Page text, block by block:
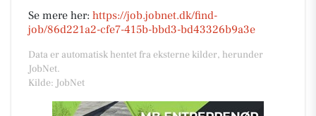
Se mere her: https://job.jobnet.dk/find-
job/86d221a2-cfe7-415b-bbd3-bd43326b9a3e
Data er automatisk hentet fra eksterne kilder, herunder
JobNet.
Kilde: JobNet